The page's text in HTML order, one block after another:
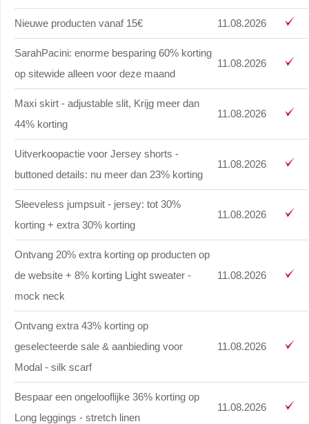
Nieuwe producten vanaf 15€ 11.08.2026
SarahPacini: enorme besparing 60% korting
op sitewide alleen voor deze maand
11.08.2026
Maxi skirt - adjustable slit, Krijg meer dan
44% korting
11.08.2026
Uitverkoopactie voor Jersey shorts -
buttoned details: nu meer dan 23% korting
11.08.2026
Sleeveless jumpsuit - jersey: tot 30%
korting + extra 30% korting
11.08.2026
Ontvang 20% extra korting op producten op
de website + 8% korting Light sweater -
mock neck
11.08.2026
Ontvang extra 43% korting op
geselecteerde sale & aanbieding voor
Modal - silk scarf
11.08.2026
Bespaar een ongelooflijke 36% korting op
Long leggings - stretch linen
11.08.2026